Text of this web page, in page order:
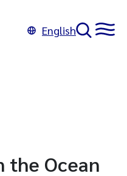
English
the Ocean